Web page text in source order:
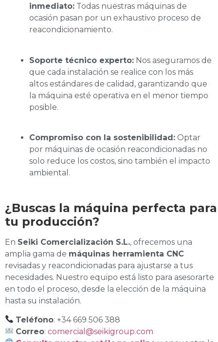
inmediato: Todas nuestras máquinas de
ocasión pasan por un exhaustivo proceso de
reacondicionamiento.
Soporte técnico experto: Nos aseguramos de
que cada instalación se realice con los más
altos estándares de calidad, garantizando que
la máquina esté operativa en el menor tiempo
posible.
Compromiso con la sostenibilidad: Optar
por máquinas de ocasión reacondicionadas no
solo reduce los costos, sino también el impacto
ambiental.
¿Buscas la máquina perfecta para
tu producción?
En Seiki Comercialización S.L., ofrecemos una
amplia gama de máquinas herramienta CNC
revisadas y reacondicionadas para ajustarse a tus
necesidades. Nuestro equipo está listo para asesorarte
en todo el proceso, desde la elección de la máquina
hasta su instalación.
Teléfono: +34 669 506 388
Correo:comercial@seikigroup.com